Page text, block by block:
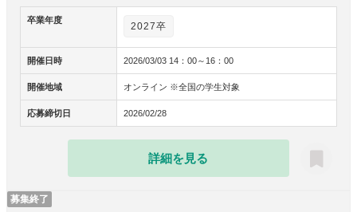
卒業年度
2027卒
開催日時 2026/03/03 14：00～16：00
開催地域 オンライン ※全国の学生対象
応募締切日 2026/02/28
詳細を見る
募集終了